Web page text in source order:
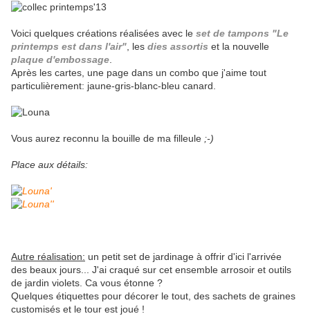
Voici quelques créations réalisées avec le set de tampons "Le
printemps est dans l'air" , les dies assortis et la nouvelle
plaque d'embossage
Après les cartes, une page dans un combo que j'aime tout
particulièrement: jaune-gris-blanc-bleu canard.
Vous aurez reconnu la bouille de ma filleule ;-)
Place aux détails:
Autre réalisation: un petit set de jardinage à offrir d'ici l'arrivée
des beaux jours... J'ai craqué sur cet ensemble arrosoir et outils
de jardin violets. Ca vous étonne ?
Quelques étiquettes pour décorer le tout, des sachets de graines
customisés et le tour est joué !